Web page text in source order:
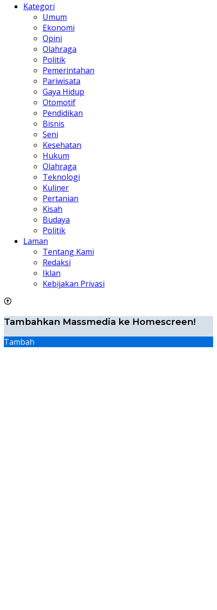
Kategori
Umum
Ekonomi
Opini
Olahraga
Politik
Pemerintahan
Pariwisata
Gaya Hidup
Otomotif
Pendidikan
Bisnis
Seni
Kesehatan
Hukum
Olahraga
Teknologi
Kuliner
Pertanian
Kisah
Budaya
Politik
Laman
Tentang Kami
Redaksi
Iklan
Kebijakan Privasi
Tambahkan Massmedia ke Homescreen!
Tambah